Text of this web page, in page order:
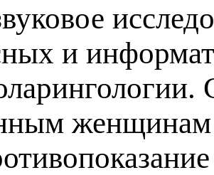
и
женщинам